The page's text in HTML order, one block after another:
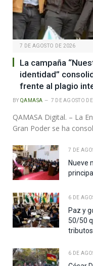
7 DE AGOSTO DE 2026
La campaña
identidad”
frente al plagio
BY QAMASA 7 DE AGOSTO
QAMASA Digital. – La
Gran Poder se ha
7 DE
Nueve
6 DE
Paz y
50/50
6 DE